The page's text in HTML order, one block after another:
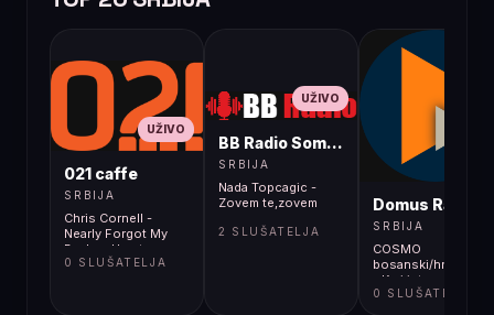
UŽIVO
021 caffe
SRBIJA
Chris Cornell -
Nearly Forgot My
Broken Heart
0 SLUŠATELJA
UŽIVO
BB Radio Sombor
SRBIJA
Nada Topcagic -
Zovem te,zovem
2 SLUŠATELJA
Domus Radio
SRBIJA
COSMO
bosanski/hrvatski/
- Kraj interneta?
0 SLUŠATELJA